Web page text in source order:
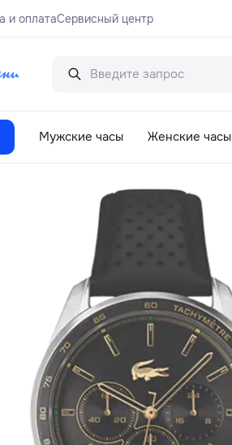
и оплатаСервисный центр
Мужские часы Женские часы